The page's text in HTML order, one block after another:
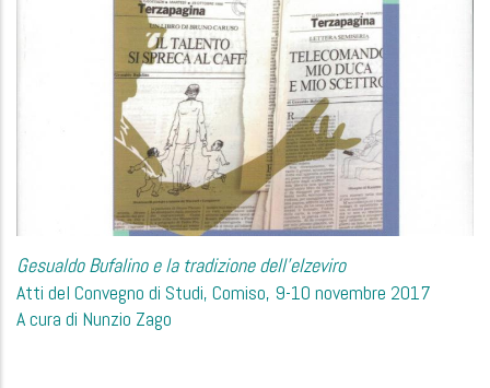
Gesualdo Bufalino e la tradizione dell’elzeviro
Atti del Convegno di Studi, Comiso, 9-10 novembre 2017
A cura di Nunzio Zago